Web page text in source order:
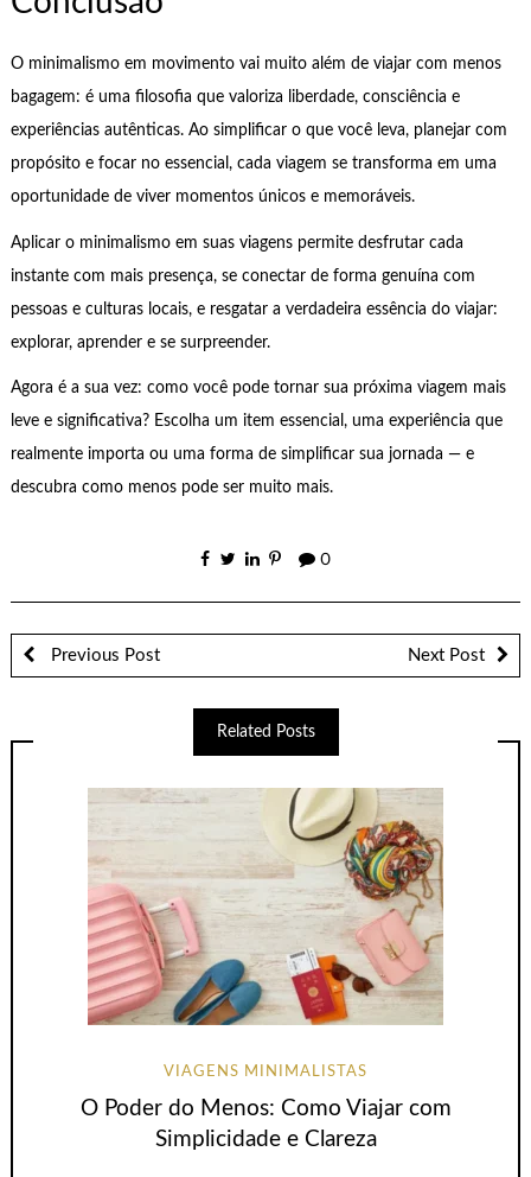
O minimalismo em movimento vai muito além de viajar com menos
bagagem: é uma filosofia que valoriza liberdade, consciência e
experiências autênticas. Ao simplificar o que você leva, planejar com
propósito e focar no essencial, cada viagem se transforma em uma
oportunidade de viver momentos únicos e memoráveis.
Aplicar o minimalismo em suas viagens permite desfrutar cada
instante com mais presença, se conectar de forma genuína com
pessoas e culturas locais, e resgatar a verdadeira essência do viajar:
explorar, aprender e se surpreender.
Agora é a sua vez: como você pode tornar sua próxima viagem mais
leve e significativa? Escolha um item essencial, uma experiência que
realmente importa ou uma forma de simplificar sua jornada — e
descubra como menos pode ser muito mais.
0
Previous Post Next Post
Related Posts
VIAGENS MINIMALISTAS
O Poder do Menos: Como Viajar com
Simplicidade e Clareza